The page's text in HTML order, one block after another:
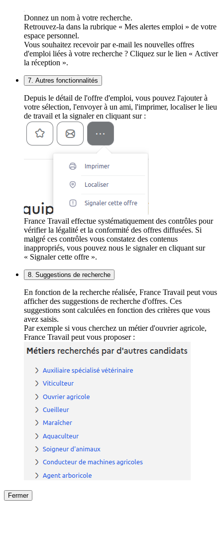
Donnez un nom à votre recherche.
Retrouvez-la dans la rubrique « Mes alertes emploi » de votre
espace personnel.
Vous souhaitez recevoir par e-mail les nouvelles offres
d'emploi liées à votre recherche ? Cliquez sur le lien « Activer
la réception ».
7. Autres fonctionnalités
Depuis le détail de l'offre d'emploi, vous pouvez l'ajouter à
votre sélection, l'envoyer à un ami, l'imprimer, localiser le lieu
de travail et la signaler en cliquant sur :
France Travail effectue systématiquement des contrôles pour
vérifier la légalité et la conformité des offres diffusées. Si
malgré ces contrôles vous constatez des contenus
inappropriés, vous pouvez nous le signaler en cliquant sur
« Signaler cette offre ».
8. Suggestions de recherche
En fonction de la recherche réalisée, France Travail peut vous
afficher des suggestions de recherche d'offres. Ces
suggestions sont calculées en fonction des critères que vous
avez saisis.
Par exemple si vous cherchez un métier d'ouvrier agricole,
France Travail peut vous proposer :
Fermer